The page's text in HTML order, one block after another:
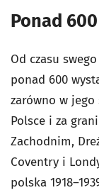
Ponad
Od czasu
ponad 600
zarówno w
Polsce i za
Zachodnim,
Coventry i
polska